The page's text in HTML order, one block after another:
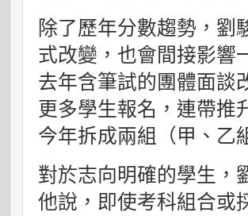
除了歷年分數趨勢，劉
式改變，也會間接影響
去年含筆試的團體面談
更多學生報名，連帶推
今年拆成兩組（甲、乙
對於志向明確的學生，
他說，即使考科組合或